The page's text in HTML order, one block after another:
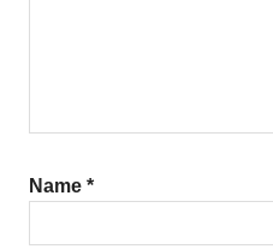
Name *